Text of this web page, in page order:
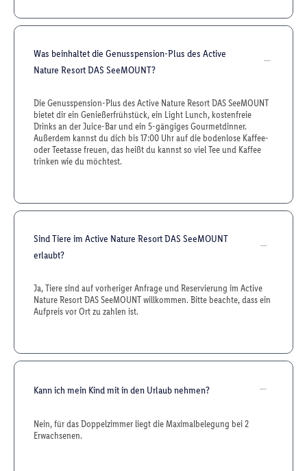
Was beinhaltet die Genusspension-Plus des Active
Nature Resort DAS SeeMOUNT?
Die Genusspension-Plus des Active Nature Resort DAS SeeMOUNT
bietet dir ein Genießerfrühstück, ein Light Lunch, kostenfreie
Drinks an der Juice-Bar und ein 5-gängiges Gourmetdinner.
Außerdem kannst du dich bis 17:00 Uhr auf die bodenlose Kaffee-
oder Teetasse freuen, das heißt du kannst so viel Tee und Kaffee
trinken wie du möchtest.
Sind Tiere im Active Nature Resort DAS SeeMOUNT
erlaubt?
Ja, Tiere sind auf vorheriger Anfrage und Reservierung im Active
Nature Resort DAS SeeMOUNT willkommen. Bitte beachte, dass ein
Aufpreis vor Ort zu zahlen ist.
Kann ich mein Kind mit in den Urlaub nehmen?
Nein, für das Doppelzimmer liegt die Maximalbelegung bei 2
Erwachsenen.